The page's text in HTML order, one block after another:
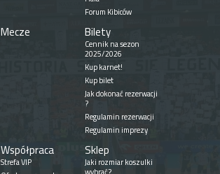
Forum Kibiców
Mecze Bilety
Cennik na sezon
2025/2026
Kup karnet!
Kup bilet
Jak dokonać rezerwacji
?
Regulamin rezerwacji
Regulamin imprezy
Współpraca
Strefa VIP
Sklep
Jaki rozmiar koszulki